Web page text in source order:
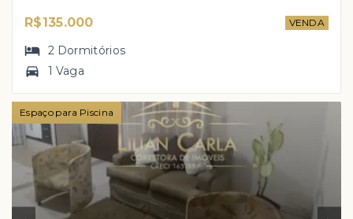
R$135.000 VENDA
2 Dormitórios
1 Vaga
Espaço para Piscina